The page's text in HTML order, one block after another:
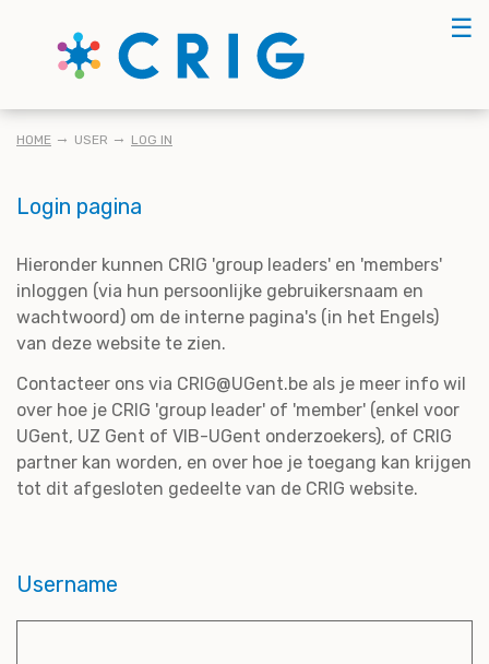
☰
KRUIMELPAD
HOME USER LOG IN
Login pagina
Hieronder kunnen CRIG 'group leaders' en 'members'
inloggen (via hun persoonlijke gebruikersnaam en
wachtwoord) om de interne pagina's (in het Engels)
van deze website te zien.
Contacteer ons via CRIG@UGent.be als je meer info wil
over hoe je CRIG 'group leader' of 'member' (enkel voor
UGent, UZ Gent of VIB-UGent onderzoekers), of CRIG
partner kan worden, en over hoe je toegang kan krijgen
tot dit afgesloten gedeelte van de CRIG website.
Username